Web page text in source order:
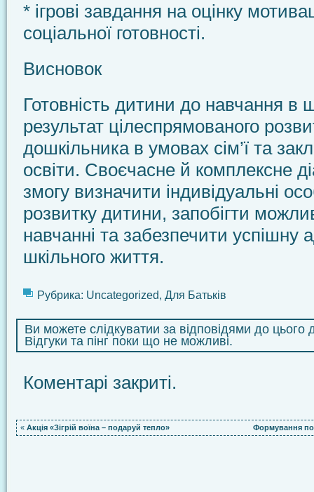
* ігрові завдання на оцінку
соціальної готовності.
Висновок
Готовність дитини до навчання в
результат цілеспрямованого
дошкільника в умовах сім’ї та
освіти. Своєчасне й комплексне
змогу визначити індивідуальні
розвитку дитини, запобігти
навчанні та забезпечити успішну
шкільного життя.
Рубрика: Uncategorized, Для Батьків
Ви можете слідкуватии за відповідями до цього
Відгуки та пінг поки що не можливі.
Коментарі закриті.
« Акція «Зігрій воїна – подаруй тепло» Формування